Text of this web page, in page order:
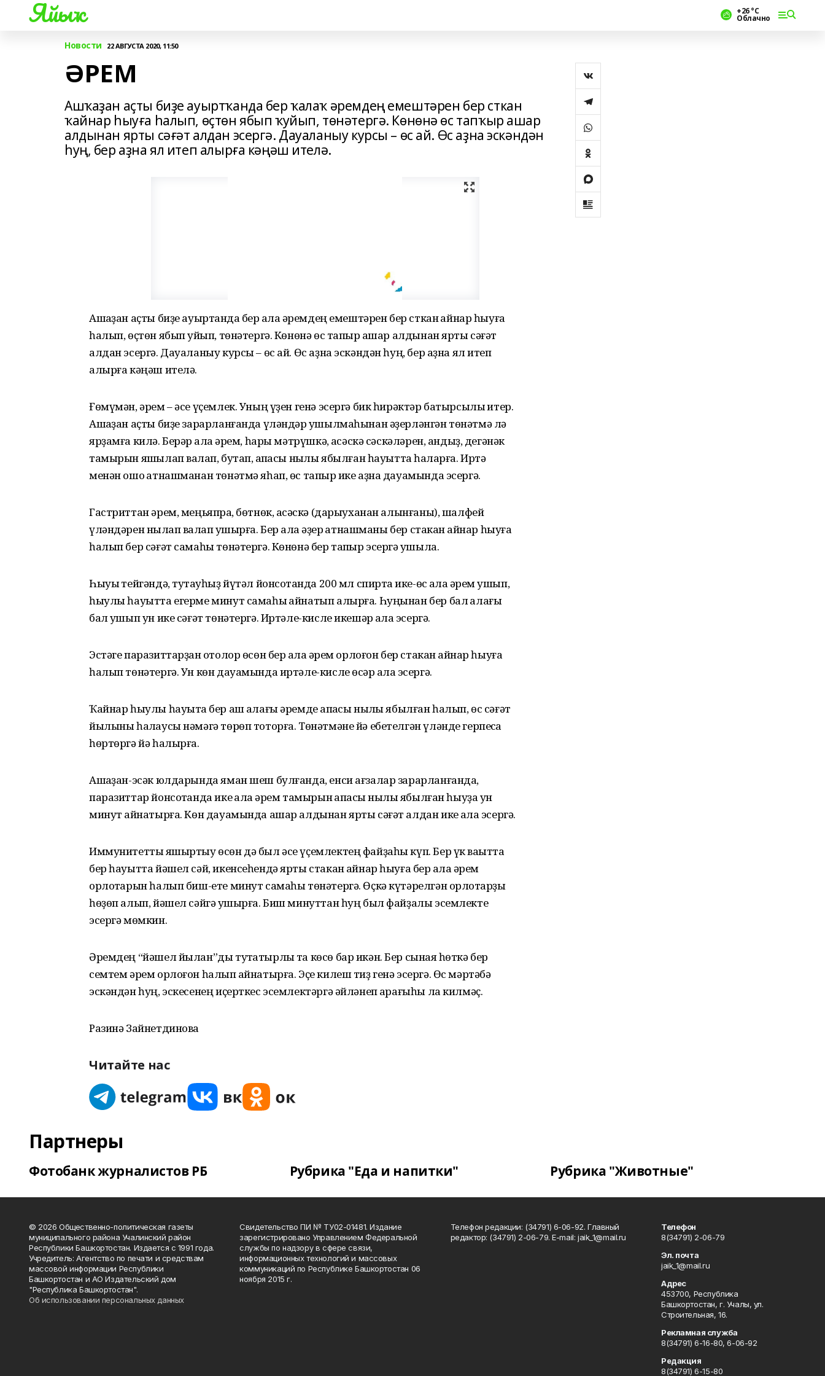
Яйыҡ +26 °С
Облачно
Новости 22 АВГУСТА 2020, 11:50
ӘРЕМ
Ашҡаҙан аҫты биҙе ауыртҡанда бер ҡалаҡ әремдең емештәрен бер сткан
ҡайнар һыуға һалып, өҫтөн ябып ҡуйып, төнәтергә. Көнөнә өс тапҡыр ашар
алдынан ярты сәғәт алдан эсергә. Дауаланыу курсы – өс ай. Өс аҙна эскәндән
һуң, бер аҙна ял итеп алырға кәңәш ителә.
Ашҡаҙан аҫты биҙе ауыртҡанда бер ҡалаҡ әремдең емештәрен бер сткан ҡайнар һыуға
һалып, өҫтөн ябып ҡуйып, төнәтергә. Көнөнә өс тапҡыр ашар алдынан ярты сәғәт
алдан эсергә. Дауаланыу курсы – өс ай. Өс аҙна эскәндән һуң, бер аҙна ял итеп
алырға кәңәш ителә.
Ғөмүмән, әрем – әсе үҫемлек. Уның үҙен генә эсергә бик һирәктәр батырсылыҡ итер.
Ашҡаҙан аҫты биҙе зарарланғанда үләндәр ҡушылмаһынан әҙерләнгән төнәтмә лә
ярҙамға килә. Берәр ҡалаҡ әрем, һары мәтрүшкә, аҡсәскә сәскәләрен, андыҙ, дегәнәк
тамырын яҡшылап ваҡлап, бутап, ҡапҡасы ныҡлы ябылған һауытта һаҡларға. Иртә
менән ошо ҡатнашманан төнәтмә яһап, өс тапҡыр ике аҙна дауамында эсергә.
Гастриттан әрем, меңьяпраҡ, бөтнөк, аҡсәскә (дарыуханан алынғаны), шалфей
үләндәрен ныҡлап ваҡлап ҡушырға. Бер ҡалаҡ әҙер ҡатнашманы бер стакан ҡайнар һыуға
һалып бер сәғәт самаһы төнәтергә. Көнөнә бер тапҡыр эсергә ҡушыла.
Һыуыҡ тейгәндә, туҡтауһыҙ йүтәл йонсотҡанда 200 мл спиртҡа ике-өс ҡалаҡ әрем ҡушып,
һыулы һауытта егерме минут самаһы ҡайнатып алырға. Һуңынан бер бал ҡалағы
бал ҡушып ун ике сәғәт төнәтергә. Иртәле-кисле икешәр ҡалаҡ эсергә.
Эстәге паразиттарҙан ҡотолор өсөн бер ҡалаҡ әрем орлоғон бер стакан ҡайнар һыуға
һалып төнәтергә. Ун көн дауамында иртәле-кисле өсәр ҡалаҡ эсергә.
Ҡайнар һыулы һауытҡа бер аш ҡалағы әремде ҡапҡасы ныҡлы ябылған һалып, өс сәғәт
йылыны һаҡлаусы нәмәгә төрөп тоторға. Төнәтмәне йә ебетелгән үләнде герпесҡа
һөртөргә йә һалырға.
Ашҡаҙан-эсәк юлдарында яман шеш булғанда, енси ағзалар зарарланғанда,
паразиттар йонсотҡанда ике ҡалаҡ әрем тамырын ҡапҡасы ныҡлы ябылған һыуҙа ун
минут ҡайнатырға. Көн дауамында ашар алдынан ярты сәғәт алдан ике ҡалаҡ эсергә.
Иммунитетты яҡшыртыу өсөн дә был әсе үҫемлектең файҙаһы күп. Бер үк ваҡытта
бер һауытта йәшел сәй, икенсеһендә ярты стакан ҡайнар һыуға бер ҡалаҡ әрем
орлоҡтарын һалып биш-ете минут самаһы төнәтергә. Өҫкә күтәрелгән орлоҡтарҙы
һөҙөп алып, йәшел сәйгә ҡушырға. Биш минуттан һуң был файҙалы эсемлекте
эсергә мөмкин.
Әремдең “йәшел йылан”ды туҡтатырлыҡ та көсө бар икән. Бер сынаяҡ һөткә бер
семтем әрем орлоғон һалып ҡайнатырға. Эҫе килеш тиҙ генә эсергә. Өс мәртәбә
эскәндән һуң, эскесенең иҫерткес эсемлектәргә әйләнеп ҡарағыһы ла килмәҫ.
Разинә Зайнетдинова
Читайте нас
Партнеры
Фотобанк журналистов РБ Рубрика "Еда и напитки" Рубрика "Животные"
© 2026 Общественно-политическая газеты
муниципального района Учалинский район
Республики Башкортостан. Издается с 1991 года.
Учредитель: Агентство по печати и средствам
массовой информации Республики
Башкортостан и АО Издательский дом
"Республика Башкортостан".
Об использовании персональных данных
Свидетельство ПИ № ТУ02-01481. Издание
зарегистрировано Управлением Федеральной
службы по надзору в сфере связи,
информационных технологий и массовых
коммуникаций по Республике Башкортостан 06
ноября 2015 г.
Телефон редакции: (34791) 6-06-92. Главный
редактор: (34791) 2-06-79. Е-mаil: jaik_1@mail.ru
Телефон
8(34791) 2-06-79
Эл. почта
jaik_1@mail.ru
Адрес
453700, Республика
Башкортостан, г. Учалы, ул.
Строительная, 16.
Рекламная служба
8(34791) 6-16-80, 6-06-92
Редакция
8(34791) 6-15-80